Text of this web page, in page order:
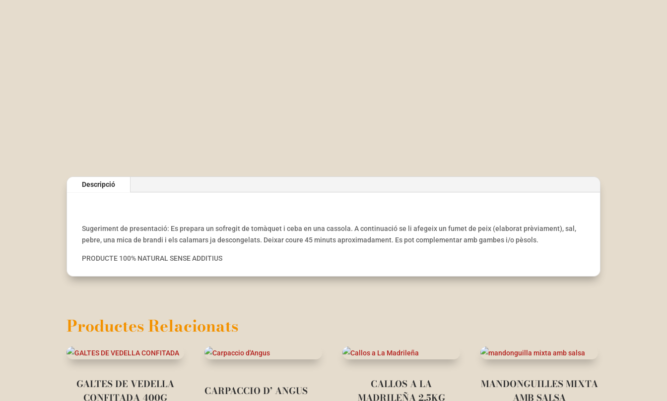
Descripció
Sugeriment de presentació: Es prepara un sofregit de tomàquet i ceba en una cassola. A continuació se li afegeix un fumet de peix (elaborat prèviament), sal,
pebre, una mica de brandi i els calamars ja descongelats. Deixar coure 45 minuts aproximadament. Es pot complementar amb gambes i/o pèsols.
PRODUCTE 100% NATURAL SENSE ADDITIUS
Productes Relacionats
GALTES DE VEDELLA
CONFITADA 400G
CARPACCIO D’ ANGUS
CALLOS A LA
MADRILEÑA 2,5KG
MANDONGUILLES MIXTA
AMB SALSA